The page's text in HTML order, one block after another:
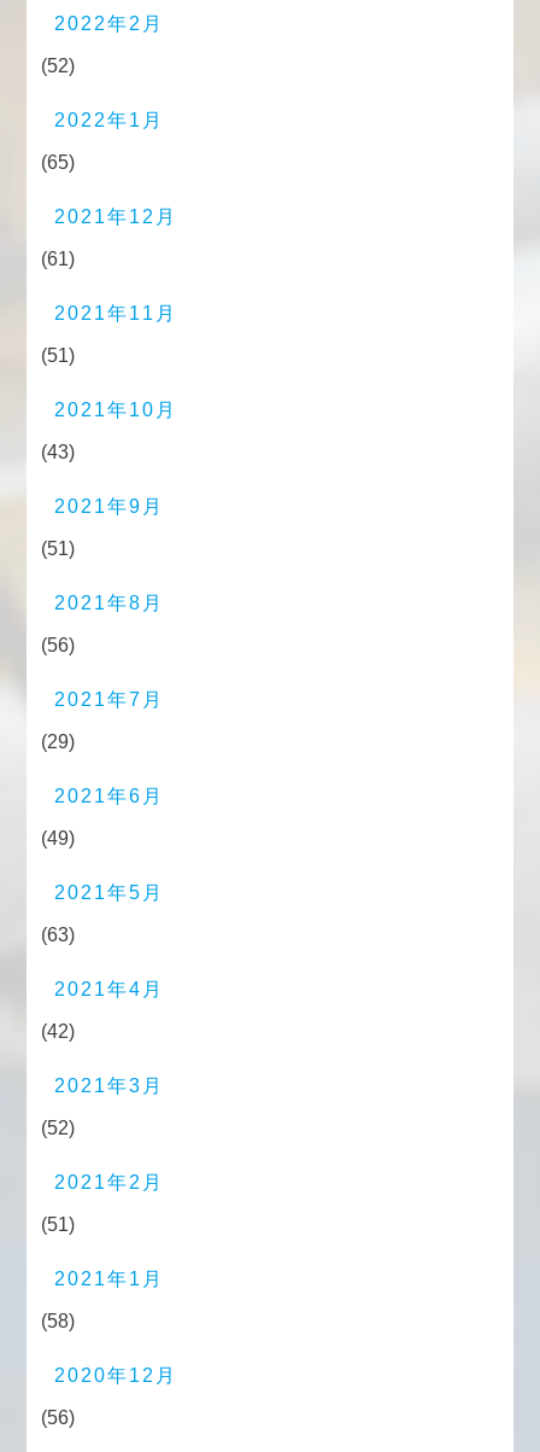
2022年2月
(52)
2022年1月
(65)
2021年12月
(61)
2021年11月
(51)
2021年10月
(43)
2021年9月
(51)
2021年8月
(56)
2021年7月
(29)
2021年6月
(49)
2021年5月
(63)
2021年4月
(42)
2021年3月
(52)
2021年2月
(51)
2021年1月
(58)
2020年12月
(56)